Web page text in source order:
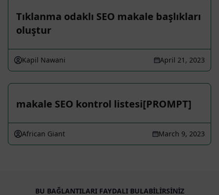
Tıklanma odaklı SEO makale başlıkları
oluştur
Kapil Nawani April 21, 2023
makale SEO kontrol listesi[PROMPT]
African Giant March 9, 2023
BU BAĞLANTILARI FAYDALI BULABILIRSINIZ